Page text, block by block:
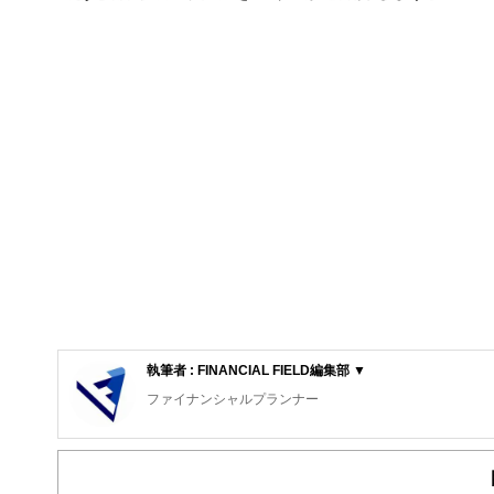
執筆者 : FINANCIAL FIELD編集部 ▼
ファイナンシャルプランナー
FinancialField編集部は、金融、経済に関する記事を、日